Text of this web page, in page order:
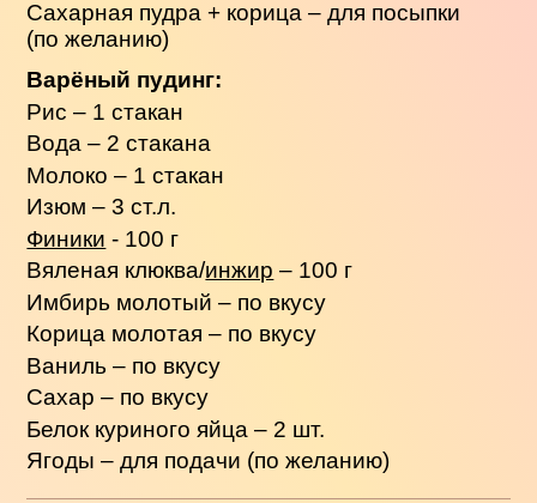
Сахарная пудра + корица – для посыпки
(по желанию)
Варёный пудинг:
Рис – 1 стакан
Вода – 2 стакана
Молоко – 1 стакан
Изюм – 3 ст.л.
Финики - 100 г
Вяленая клюква/инжир – 100 г
Имбирь молотый – по вкусу
Корица молотая – по вкусу
Ваниль – по вкусу
Сахар – по вкусу
Белок куриного яйца – 2 шт.
Ягоды – для подачи (по желанию)